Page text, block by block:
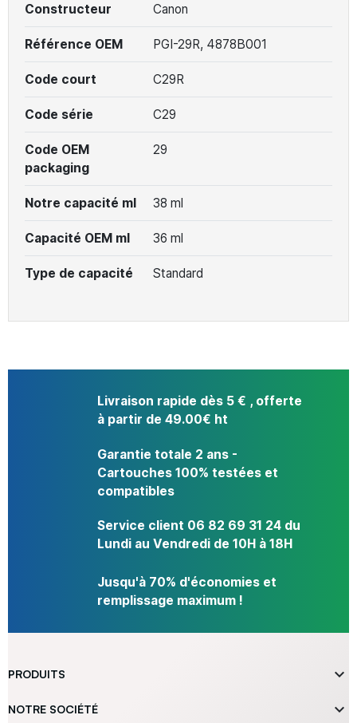
Constructeur Canon
Référence OEM PGI-29R, 4878B001
Code court C29R
Code série C29
Code OEM
packaging
29
Notre capacité ml 38 ml
Capacité OEM ml 36 ml
Type de capacité Standard
Livraison rapide dès 5 € , offerte
à partir de 49.00€ ht
Garantie totale 2 ans -
Cartouches 100% testées et
compatibles
Service client 06 82 69 31 24 du
Lundi au Vendredi de 10H à 18H
Jusqu'à 70% d'économies et
remplissage maximum !
PRODUITS 
NOTRE SOCIÉTÉ 